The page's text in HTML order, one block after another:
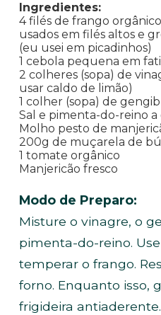
Ingredientes:
4 filés de frango
usados em filés altos e
(eu usei em picadinhos)
1 cebola pequena em
2 colheres (sopa) de
usar caldo de limão)
1 colher (sopa) de
Sal e pimenta-do-reino a
Molho pesto de
200g de muçarela de
1 tomate orgânico
Manjericão fresco
Modo de Preparo:
Misture o vinagre, o
pimenta-do-reino.
temperar o frango.
forno. Enquanto isso,
frigideira